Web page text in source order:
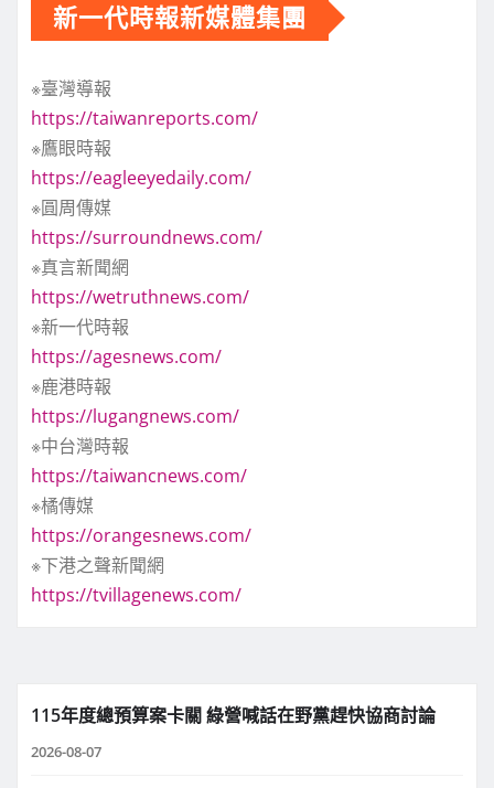
新一代時報新媒體集團
※臺灣導報
https://taiwanreports.com/
※鷹眼時報
https://eagleeyedaily.com/
※圓周傳媒
https://surroundnews.com/
※真言新聞網
https://wetruthnews.com/
※新一代時報
https://agesnews.com/
※鹿港時報
https://lugangnews.com/
※中台灣時報
https://taiwancnews.com/
※橘傳媒
https://orangesnews.com/
※下港之聲新聞網
https://tvillagenews.com/
115年度總預算案卡關 綠營喊話在野黨趕快協商討論
2026-08-07